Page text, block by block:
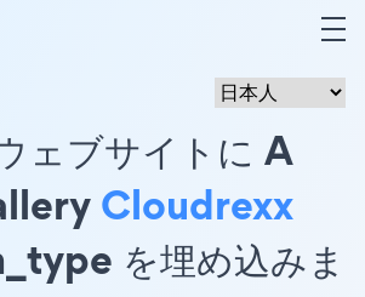
ェブサイトに A
Cloudrexx
を埋め込みま